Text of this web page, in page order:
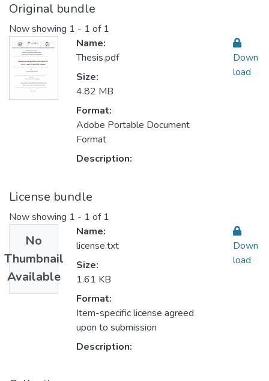
Original bundle
Now showing 1 - 1 of 1
Name:
Thesis.pdf
Size:
4.82 MB
Format:
Adobe Portable Document
Format
Description:
Down
load
License bundle
Now showing 1 - 1 of 1
No
Thumbnail
Available
Name:
license.txt
Size:
1.61 KB
Format:
Item-specific license agreed
upon to submission
Description:
Down
load